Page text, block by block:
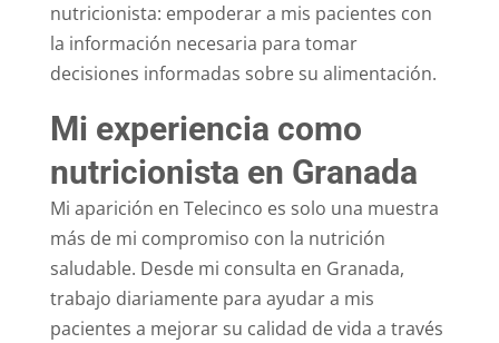
nutricionista: empoderar a mis pacientes con
la información necesaria para tomar
decisiones informadas sobre su alimentación.
Mi experiencia como
nutricionista en Granada
Mi aparición en Telecinco es solo una muestra
más de mi compromiso con la nutrición
saludable. Desde mi consulta en Granada,
trabajo diariamente para ayudar a mis
pacientes a mejorar su calidad de vida a través